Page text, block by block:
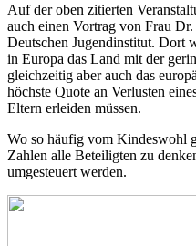
Auf der oben zitierten
auch einen Vortrag von Frau
Deutschen Jugendinstitut. Dort
in Europa das Land mit der
gleichzeitig aber auch das
höchste Quote an Verlusten
Eltern erleiden müssen.
Wo so häufig vom Kindeswohl
Zahlen alle Beteiligten zu
umgesteuert werden.